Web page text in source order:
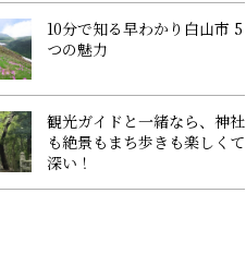
10分で知る早わかり白山市 5
つの魅力
観光ガイドと一緒なら、神社
も絶景もまち歩きも楽しくて
深い！